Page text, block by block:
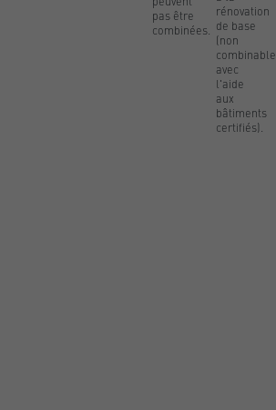
pas être
combinées.
rénovation
de base
(non
combinable
avec
l'aide
aux
bâtiments
certifiés).